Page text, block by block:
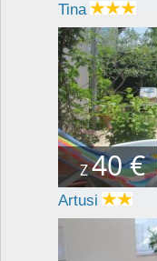
Tina
Z40 €
Artusi